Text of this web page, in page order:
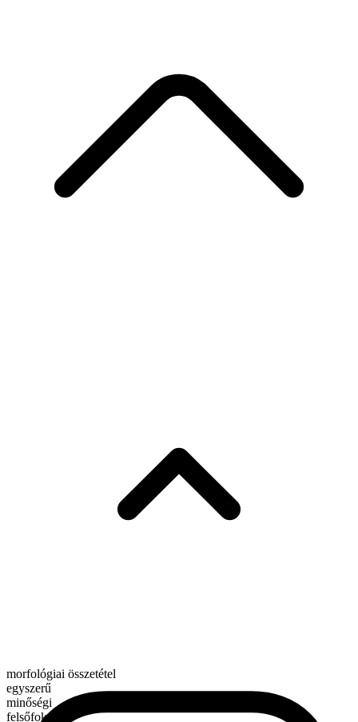
morfológiai összetétel
egyszerű
minőségi
felsőfok